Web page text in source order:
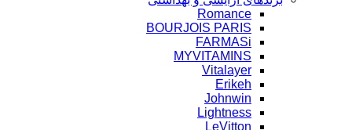
Romance
BOURJOIS PARIS
FARMASi
MYVITAMINS
Vitalayer
Erikeh
Johnwin
Lightness
LeVitton